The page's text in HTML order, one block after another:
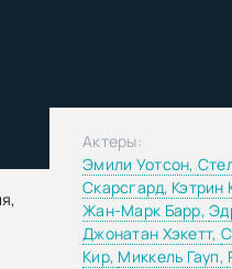
Актеры:
Эмили Уотсон,
Скарсгард, Кэтрин
Жан-Марк Барр,
Джонатан Хэкетт,
Кир, Миккель Гауп,